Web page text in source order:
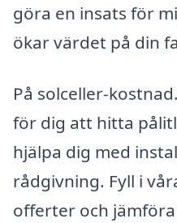
göra en insats för
ökar värdet på din
På solceller-
för dig att hitta
hjälpa dig med
rådgivning. Fyll i
offerter och